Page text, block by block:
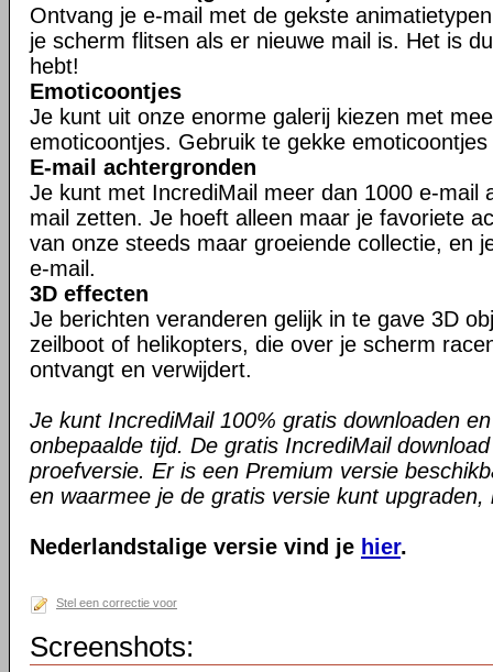
Ontvang je e-mail met de gekste
je scherm flitsen als er nieuwe mail is. Het is
hebt!
Emoticoontjes
Je kunt uit onze enorme galerij kiezen met
emoticoontjes. Gebruik te gekke
E-mail achtergronden
Je kunt met IncrediMail meer dan 1000 e-mail
mail zetten. Je hoeft alleen maar je favoriete
van onze steeds maar groeiende collectie, en
e-mail.
3D effecten
Je berichten veranderen gelijk in te gave 3D
zeilboot of helikopters, die over je scherm
ontvangt en verwijdert.
Je kunt IncrediMail 100% gratis downloaden
onbepaalde tijd. De gratis IncrediMail
proefversie. Er is een Premium versie
en waarmee je de gratis versie kunt
Nederlandstalige versie vind je hier.
Stel een correctie voor
Screenshots: